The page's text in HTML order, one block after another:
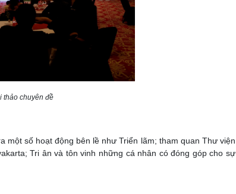
thảo chuyên đề
một số hoạt động bên lề như Triển lãm; tham quan Thư viện
Tri ân và tôn vinh những cá nhân có đóng góp cho sự